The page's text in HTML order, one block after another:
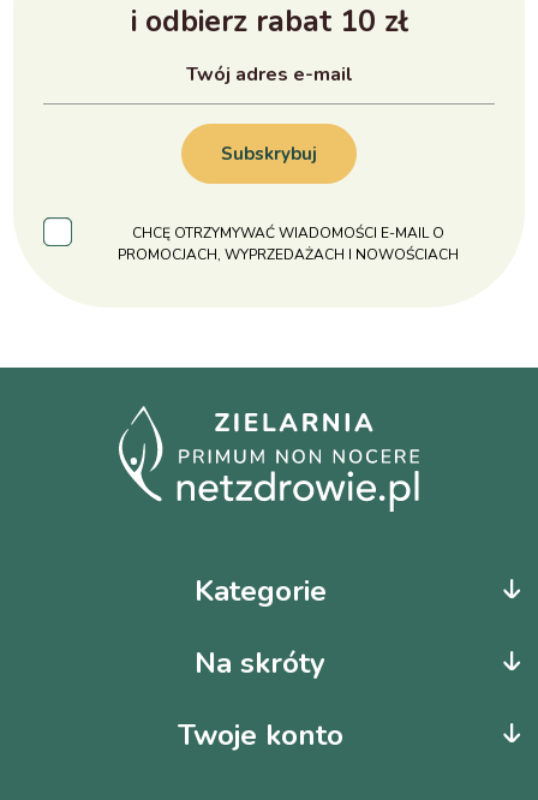
i odbierz rabat 10 zł
Subskrybuj
CHCĘ OTRZYMYWAĆ WIADOMOŚCI E-MAIL O
PROMOCJACH, WYPRZEDAŻACH I NOWOŚCIACH
Kategorie
Na skróty
Twoje konto